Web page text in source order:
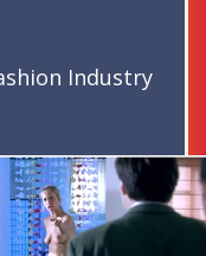
Industry